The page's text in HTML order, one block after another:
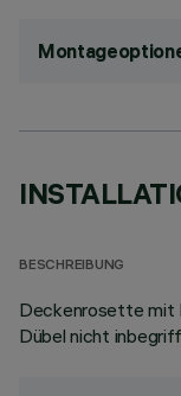
BESCHREIBUNG
Deckenrosette mit
Dübel nicht